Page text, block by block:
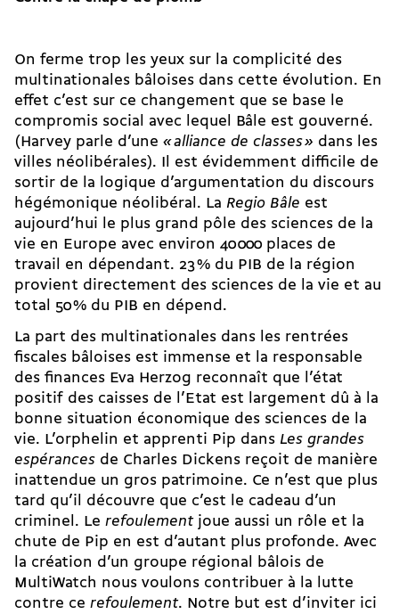
On ferme trop les yeux sur la complicité des
multinationales bâloises dans cette évolution. En
effet c’est sur ce changement que se base le
compromis social avec lequel Bâle est gouverné.
(Harvey parle d’une «alliance de classes» dans les
villes néolibérales). Il est évidemment difficile de
sortir de la logique d’argumentation du discours
hégémonique néolibéral. La Regio Bâle est
aujourd’hui le plus grand pôle des sciences de la
vie en Europe avec environ 40 000 places de
travail en dépendant. 23 % du PIB de la région
provient directement des sciences de la vie et au
total 50 % du PIB en dépend.
La part des multinationales dans les rentrées
fiscales bâloises est immense et la responsable
des finances Eva Herzog reconnaît que l’état
positif des caisses de l’Etat est largement dû à la
bonne situation économique des sciences de la
vie. L’orphelin et apprenti Pip dans Les grandes
espérances de Charles Dickens reçoit de manière
inattendue un gros patrimoine. Ce n’est que plus
tard qu’il découvre que c’est le cadeau d’un
criminel. Le refoulementjoue aussi un rôle et la
chute de Pip en est d’autant plus profonde. Avec
la création d’un groupe régional bâlois de
MultiWatch nous voulons contribuer à la lutte
contre ce refoulement. Notre but est d’inviter ici